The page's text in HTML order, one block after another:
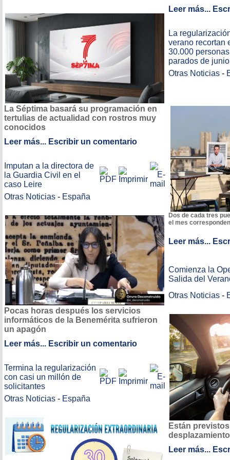
La Séptima basará su programación en
tertulias de actualidad con rostros muy
conocidos
Leer más... Escribir un comentario
Imputan a la directora de
la Guardia Civil en el
caso Leire
Otras Noticias - España
Pocas horas después los servicios
informáticos de la Benemérita sufrieron
un apagón
Leer más... Escribir un comentario
Termina la regularización
con casi un millón de
solicitantes
Otras Noticias - España
Leer más...
La
verano recortan
30.000
parados de junio
Otras Noticias -
Dos de cada tres
el mes
Leer más...
Comienza la
Salida del
Otras Noticias -
Están
Leer más...